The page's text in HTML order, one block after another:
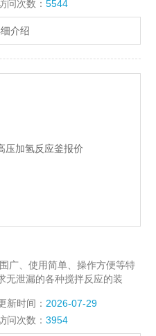
问次数： 5544
介绍
广、使用简单、操作方便等特
无泄漏的各种搅拌反应的装
条件下进行搅拌。
新时间： 2026-07-29
问次数： 3954